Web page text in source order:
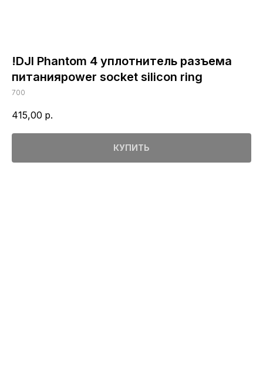
!DJI Phantom 4 уплотнитель разъема
питанияpower socket silicon ring
700
415,00 р.
КУПИТЬ